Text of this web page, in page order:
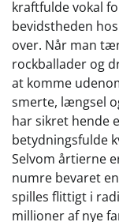
kraftfulde vokal
bevidstheden
over. Når man
rockballader og
at komme
smerte, længsel
har sikret hende
betydningsfulde
Selvom årtierne
numre bevaret
spilles flittigt i
millioner af nye